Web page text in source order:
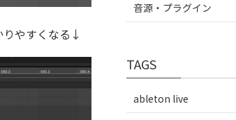
りやすくなる↓
音源・プラグイン
TAGS
ableton live